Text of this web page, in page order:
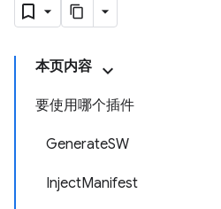
本页内容
要使用哪个插件
GenerateSW
InjectManifest